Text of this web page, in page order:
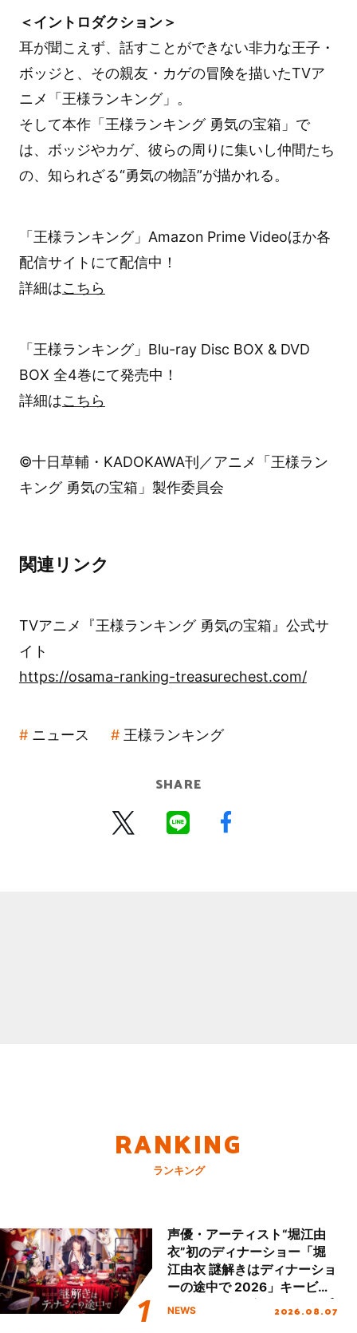
＜イントロダクション＞
耳が聞こえず、話すことができない非力な王子・
ボッジと、その親友・カゲの冒険を描いたTVア
ニメ「王様ランキング」。
そして本作「王様ランキング 勇気の宝箱」で
は、ボッジやカゲ、彼らの周りに集いし仲間たち
の、知られざる“勇気の物語”が描かれる。
「王様ランキング」Amazon Prime Videoほか各
配信サイトにて配信中！
詳細はこちら
「王様ランキング」Blu-ray Disc BOX & DVD
BOX 全4巻にて発売中！
詳細はこちら
©十日草輔・KADOKAWA刊／アニメ「王様ラン
キング 勇気の宝箱」製作委員会
関連リンク
TVアニメ『王様ランキング 勇気の宝箱』公式サ
イト
https://osama-ranking-treasurechest.com/
ニュース 王様ランキング
SHARE
RANKING
ランキング
声優・アーティスト“堀江由
衣”初のディナーショー「堀
江由衣 謎解きはディナーショ
ーの途中で 2026」キービジ
ュアル＆グッズラインナップ
NEWS 2026.08.07